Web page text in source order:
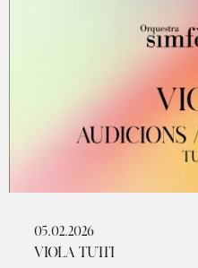
05.02.2026
VIOLA TUTTI